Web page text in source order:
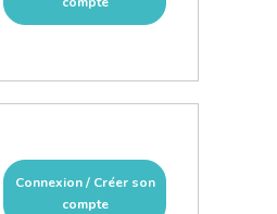
Connexion / Créer son
compte